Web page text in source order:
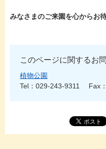
みなさまのご来園を心からお
このページに関するお
植物公園
Tel：029-243-9311
Fax